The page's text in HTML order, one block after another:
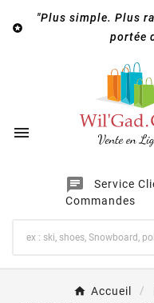

"Plus simple. Plus
portée

chat
Service
Commandes
Accueil